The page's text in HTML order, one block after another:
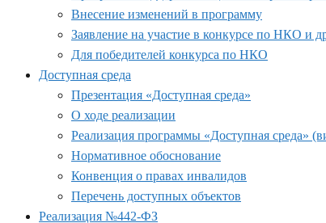
Внесение изменений в программу
Заявление на участие в конкурсе по НКО и
Для победителей конкурса по НКО
Доступная среда
Презентация «Доступная среда»
О ходе реализации
Реализация программы «Доступная среда»
Нормативное обоснование
Конвенция о правах инвалидов
Перечень доступных объектов
Реализация №442-ФЗ